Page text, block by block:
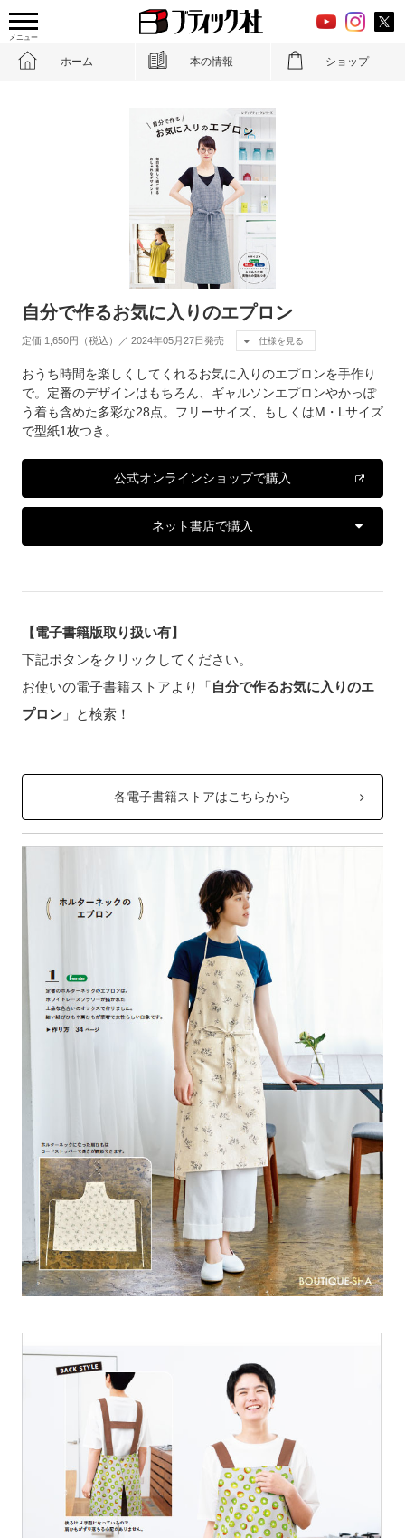
メニュー
ホーム 本の情報 ショップ
自分で作るお気に入りのエプロン
定価 1,650円（税込）／ 2024年05月27日発売 仕様を見る
おうち時間を楽しくしてくれるお気に入りのエプロンを手作り
で。定番のデザインはもちろん、ギャルソンエプロンやかっぽ
う着も含めた多彩な28点。フリーサイズ、もしくはM・Lサイズ
で型紙1枚つき。
公式オンラインショップで購入
ネット書店で購入
【電子書籍版取り扱い有】
下記ボタンをクリックしてください。
お使いの電子書籍ストアより「自分で作るお気に入りのエ
プロン」と検索！
各電子書籍ストアはこちらから